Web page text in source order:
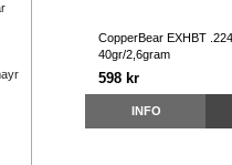
CopperBear EXHBT
40gr/2,6gram
598 kr
INFO